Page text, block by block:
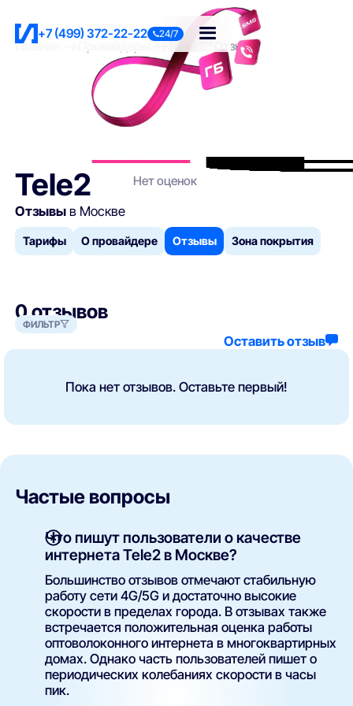
+7 (499) 372-22-22 24/7
Главная Tele2 Отзывы
Tele2
Отзывы в Москве
Нет оценок
Тарифы О провайдере Отзывы Зона покрытия
0 отзывов
ФИЛЬТР
Оставить отзыв
Пока нет отзывов. Оставьте первый!
Частые вопросы
Что пишут пользователи о качестве
интернета Tele2 в Москве?
Большинство отзывов отмечают стабильную
работу сети 4G/5G и достаточно высокие
скорости в пределах города. В отзывах также
встречается положительная оценка работы
оптоволоконного интернета в многоквартирных
домах. Однако часть пользователей пишет о
периодических колебаниях скорости в часы
пик.